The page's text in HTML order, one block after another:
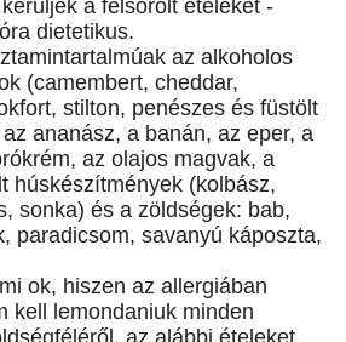
a felsorolt ételeket -
dietetikus.
az alkoholos
(camembert, cheddar,
stilton, penészes és füstölt
ananász, a banán, az eper, a
az olajos magvak, a
húskészítmények (kolbász,
sonka) és a zöldségek: bab,
paradicsom, savanyú káposzta,
ok, hiszen az allergiában
kell lemondaniuk minden